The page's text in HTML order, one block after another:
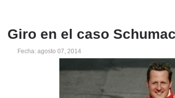
Giro en el caso
Fecha: agosto 07, 2014